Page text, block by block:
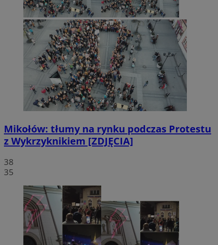
Mikołów: tłumy na rynku podczas Protestu
z Wykrzyknikiem [ZDJĘCIA]
38
35